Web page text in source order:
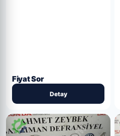
Fiyat Sor
Detay